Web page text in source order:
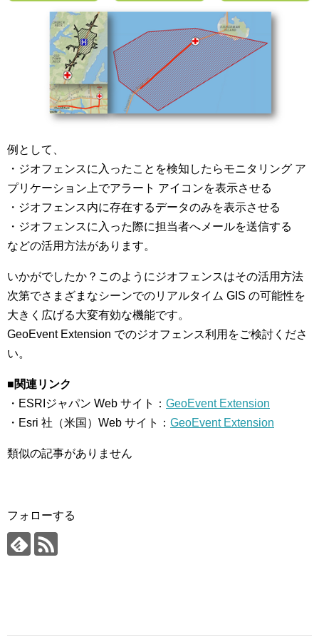
例として、
・ジオフェンスに入ったことを検知したらモニタリング ア
プリケーション上でアラート アイコンを表示させる
・ジオフェンス内に存在するデータのみを表示させる
・ジオフェンスに入った際に担当者へメールを送信する
などの活用方法があります。
いかがでしたか？このようにジオフェンスはその活用方法
次第でさまざまなシーンでのリアルタイム GIS の可能性を
大きく広げる大変有効な機能です。
GeoEvent Extension でのジオフェンス利用をご検討くださ
い。
■関連リンク
・ESRIジャパン Web サイト： GeoEvent Extension
・Esri 社（米国）Web サイト： GeoEvent Extension
類似の記事がありません
フォローする